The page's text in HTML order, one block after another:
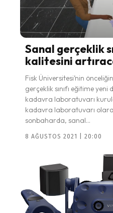
Sanal gerçeklik
kalitesini
Fisk Üniversitesi’nin
gerçeklik sınıfı eğitime yeni
kadavra laboratuvarı
kadavra laboratuvarı
sonbaharda, sanal...
8 AĞUSTOS 2021 | 20:00